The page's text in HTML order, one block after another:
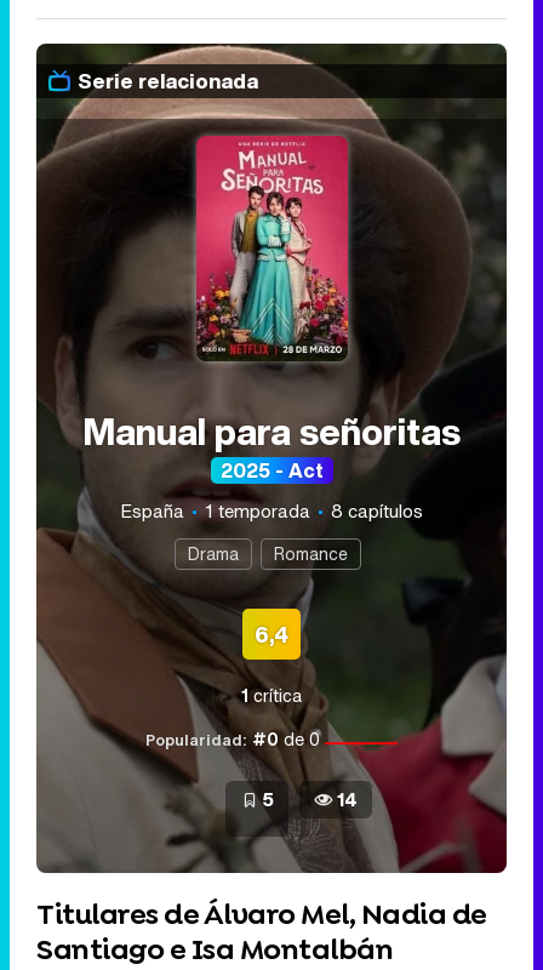
Serie relacionada
Manual para señoritas
2025 - Act
España 1 temporada 8 capítulos
Drama Romance
6,4
1crítica
Popularidad: #0de 0
5 14
Titulares de Álvaro Mel, Nadia de
Santiago e Isa Montalbán